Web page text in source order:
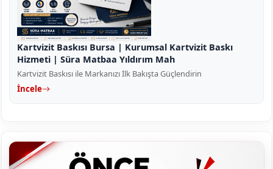
Kartvizit Baskısı Bursa | Kurumsal Kartvizit Baskı
Hizmeti | Süra Matbaa Yıldırım Mah
Kartvizit Baskısı ile Markanızı İlk Bakışta Güçlendirin
İncele